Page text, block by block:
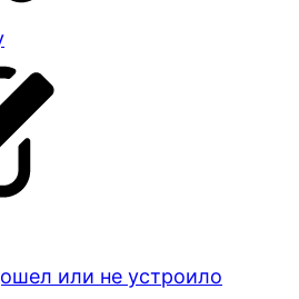
или не устроило